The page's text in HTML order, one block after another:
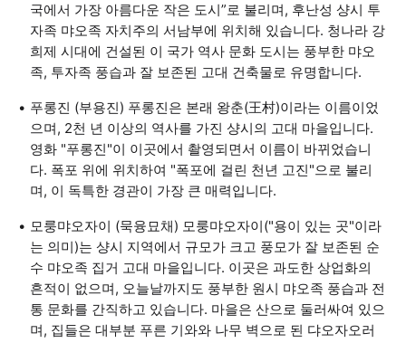
국에서 가장 아름다운 작은 도시”로 불리며, 후난성 샹시 투
자족 먀오족 자치주의 서남부에 위치해 있습니다. 청나라 강
희제 시대에 건설된 이 국가 역사 문화 도시는 풍부한 먀오
족, 투자족 풍습과 잘 보존된 고대 건축물로 유명합니다.
푸롱진 (부용진) 푸롱진은 본래 왕춘(王村)이라는 이름이었
으며, 2천 년 이상의 역사를 가진 샹시의 고대 마을입니다.
영화 "푸롱진"이 이곳에서 촬영되면서 이름이 바뀌었습니
다. 폭포 위에 위치하여 "폭포에 걸린 천년 고진"으로 불리
며, 이 독특한 경관이 가장 큰 매력입니다.
모룽먀오자이 (묵융묘채) 모룽먀오자이("용이 있는 곳"이라
는 의미)는 샹시 지역에서 규모가 크고 풍모가 잘 보존된 순
수 먀오족 집거 고대 마을입니다. 이곳은 과도한 상업화의
흔적이 없으며, 오늘날까지도 풍부한 원시 먀오족 풍습과 전
통 문화를 간직하고 있습니다. 마을은 산으로 둘러싸여 있으
며, 집들은 대부분 푸른 기와와 나무 벽으로 된 댜오자오러